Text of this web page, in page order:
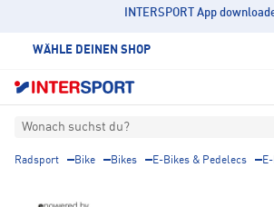
INTERSPORT App
WÄHLE DEINEN SHOP
Wonach suchst du?
Radsport Bike Bikes E-Bikes & Pedelecs